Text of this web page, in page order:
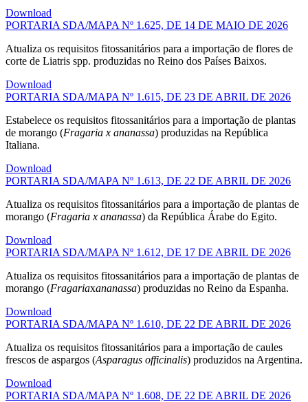
Download
PORTARIA SDA/MAPA Nº 1.625, DE 14 DE MAIO DE 2026
Atualiza os requisitos fitossanitários para a importação de flores de
corte de Liatris spp. produzidas no Reino dos Países Baixos.
Download
PORTARIA SDA/MAPA Nº 1.615, DE 23 DE ABRIL DE 2026
Estabelece os requisitos fitossanitários para a importação de plantas
de morango (Fragaria x ananassa) produzidas na República
Italiana.
Download
PORTARIA SDA/MAPA Nº 1.613, DE 22 DE ABRIL DE 2026
Atualiza os requisitos fitossanitários para a importação de plantas de
morango (Fragaria x ananassa) da República Árabe do Egito.
Download
PORTARIA SDA/MAPA Nº 1.612, DE 17 DE ABRIL DE 2026
Atualiza os requisitos fitossanitários para a importação de plantas de
morango (Fragariaxananassa) produzidas no Reino da Espanha.
Download
PORTARIA SDA/MAPA Nº 1.610, DE 22 DE ABRIL DE 2026
Atualiza os requisitos fitossanitários para a importação de caules
frescos de aspargos (Asparagus officinalis) produzidos na Argentina.
Download
PORTARIA SDA/MAPA Nº 1.608, DE 22 DE ABRIL DE 2026